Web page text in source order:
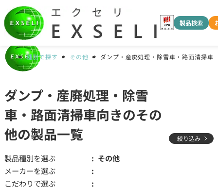
製品検索
種別で探す その他 ダンプ・産廃処理・除雪車・路面清掃車
ダンプ・産廃処理・除雪
車・路面清掃車向きのその
他の製品一覧
絞り込み
製品種別を選ぶ
その他
メーカーを選ぶ
こだわりで選ぶ